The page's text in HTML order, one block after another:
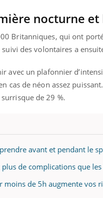
nocturne et
Britanniques, qui ont
des volontaires a
avec un plafonnier
cas de néon assez
de 29 %.
avant et pendant le
de complications que
moins de 5h augmente vos